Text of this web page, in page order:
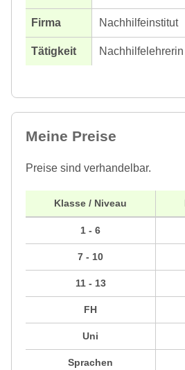
Nachhilfeinstitut
Nachhilfelehrerin
Meine Preise
Preise sind verhandelbar.
Klasse / Niveau
1 - 6
7 - 10
11 - 13
FH
Uni
Sprachen